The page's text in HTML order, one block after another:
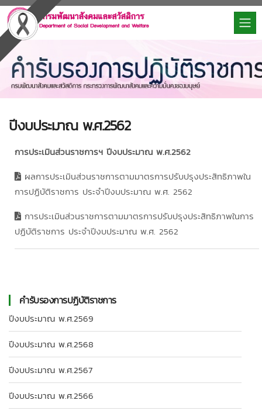
คำรับรองการปฏิบัติราชการ
ปีงบประมาณ พ.ศ.2569
ปีงบประมาณ พ.ศ.2568
ปีงบประมาณ พ.ศ.2567
ปีงบประมาณ พ.ศ.2566
ปีงบประมาณ พ.ศ.2562
การประเมินส่วนราชการฯ ปีงบประมาณ พ.ศ.2562
ผลการประเมินส่วนราชการตามมาตรการปรับปรุงประสิทธิภาพใน
การปฏิบัติราชการ ประจำปีงบประมาณ พ.ศ. 2562
การประเมินส่วนราชการตามมาตรการปรับปรุงประสิทธิภาพในการ
ปฏิบัติราชการ ประจำปีงบประมาณ พ.ศ. 2562